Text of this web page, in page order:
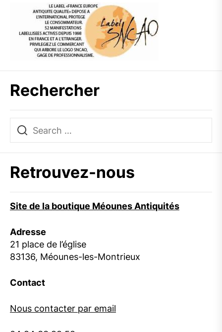
Rechercher
Retrouvez-nous
Site de la boutique Méounes Antiquités
Adresse
21 place de l’église
83136, Méounes-les-Montrieux
Contact
Nous contacter par email